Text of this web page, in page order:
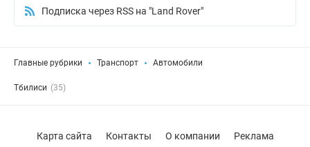
Подписка через RSS на "Land Rover"
Главные рубрики Транспорт Автомобили
Тбилиси (35)
Карта сайта Контакты О компании Реклама